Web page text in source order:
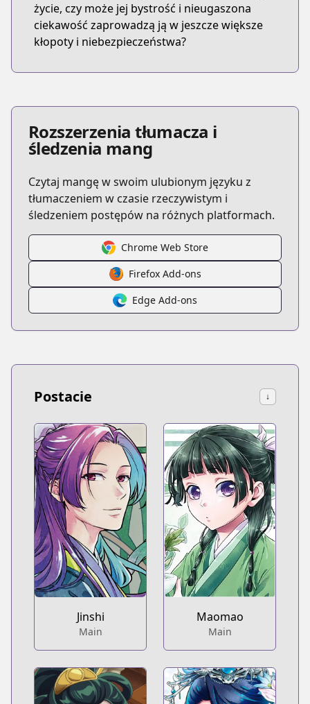
życie, czy może jej bystrość i nieugaszona
ciekawość zaprowadzą ją w jeszcze większe
kłopoty i niebezpieczeństwa?
Rozszerzenia tłumacza i
śledzenia mang
Czytaj mangę w swoim ulubionym języku z
tłumaczeniem w czasie rzeczywistym i
śledzeniem postępów na różnych platformach.
Chrome Web Store
Firefox Add-ons
Edge Add-ons
Postacie ↓
Jinshi
Main
Maomao
Main